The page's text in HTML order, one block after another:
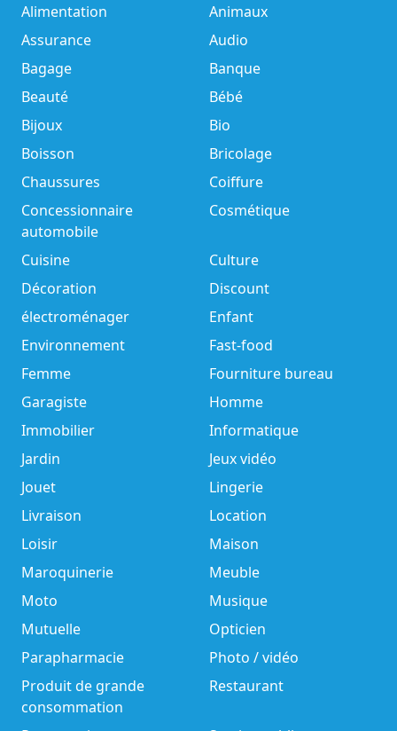
Alimentation
Animaux
Assurance
Audio
Bagage
Banque
Beauté
Bébé
Bijoux
Bio
Boisson
Bricolage
Chaussures
Coiffure
Concessionnaire
automobile
Cosmétique
Cuisine
Culture
Décoration
Discount
électroménager
Enfant
Environnement
Fast-food
Femme
Fourniture bureau
Garagiste
Homme
Immobilier
Informatique
Jardin
Jeux vidéo
Jouet
Lingerie
Livraison
Location
Loisir
Maison
Maroquinerie
Meuble
Moto
Musique
Mutuelle
Opticien
Parapharmacie
Photo / vidéo
Produit de grande
consommation
Restaurant